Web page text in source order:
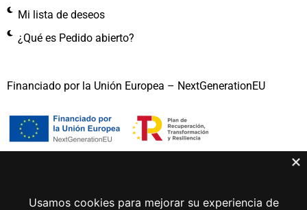
Mi lista de deseos
¿Qué es Pedido abierto?
Financiado por la Unión Europea – NextGenerationEU